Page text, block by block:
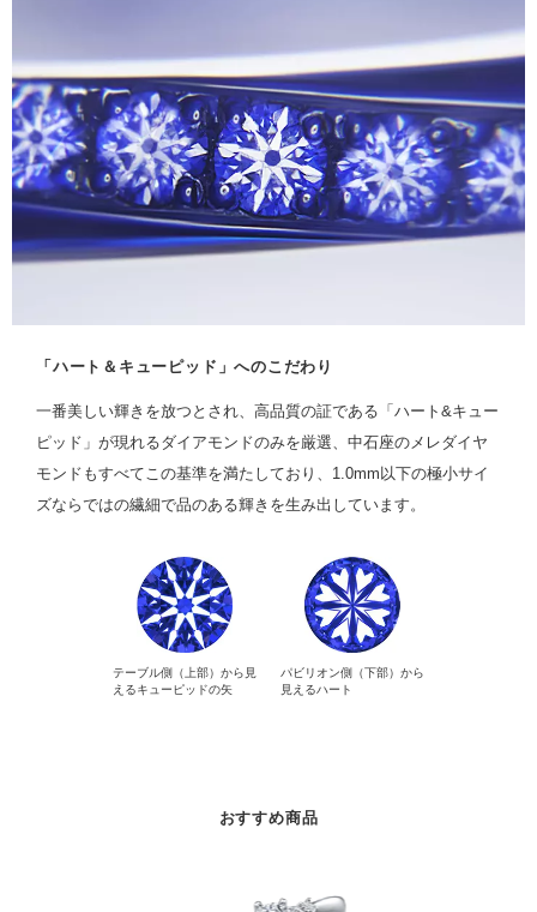
「ハート＆キューピッド」へのこだわり
一番美しい輝きを放つとされ、高品質の証である「ハート&キュー
ピッド」が現れるダイアモンドのみを厳選、中石座のメレダイヤ
モンドもすべてこの基準を満たしており、1.0mm以下の極小サイ
ズならではの繊細で品のある輝きを生み出しています。
テーブル側（上部）から見
えるキューピッドの矢
パビリオン側（下部）から
見えるハート
おすすめ商品